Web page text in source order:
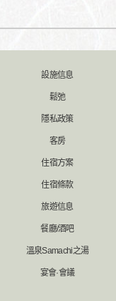
設施信息
鬆弛
隱私政策
客房
住宿方案
住宿條款
旅遊信息
餐廳/酒吧
溫泉Samachi之湯
宴會·會議